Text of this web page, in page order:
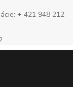
+ 421 948 212